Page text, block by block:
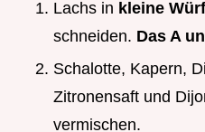
Lachs in kleine
schneiden. Das A
Schalotte, Kapern,
Zitronensaft und
vermischen.